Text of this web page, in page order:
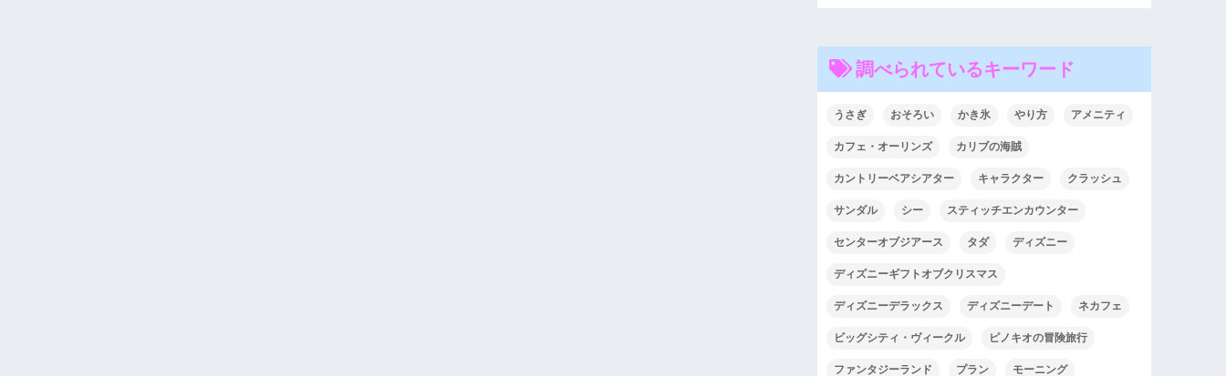
調べられているキーワード
うさぎ おそろい かき氷 やり方 アメニティ
カフェ・オーリンズ カリブの海賊
カントリーベアシアター キャラクター クラッシュ
サンダル シー スティッチエンカウンター
センターオブジアース タダ ディズニー
ディズニーギフトオブクリスマス
ディズニーデラックス ディズニーデート ネカフェ
ビッグシティ・ヴィークル ピノキオの冒険旅行
ファンタジーランド プラン モーニング